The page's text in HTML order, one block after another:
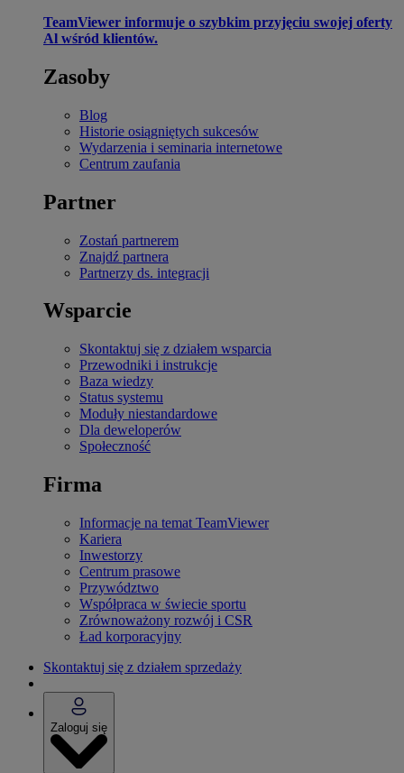
TeamViewer informuje o szybkim przyjęciu swojej oferty
Al wśród klientów.
Zasoby
Blog
Historie osiągniętych sukcesów
Wydarzenia i seminaria internetowe
Centrum zaufania
Partner
Zostań partnerem
Znajdź partnera
Partnerzy ds. integracji
Wsparcie
Skontaktuj się z działem wsparcia
Przewodniki i instrukcje
Baza wiedzy
Status systemu
Moduły niestandardowe
Dla deweloperów
Społeczność
Firma
Informacje na temat TeamViewer
Kariera
Inwestorzy
Centrum prasowe
Przywództwo
Współpraca w świecie sportu
Zrównoważony rozwój i CSR
Ład korporacyjny
Skontaktuj się z działem sprzedaży
Zaloguj się